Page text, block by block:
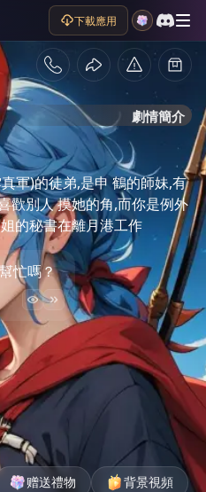
下載應用
劇情簡介
軍)的徒弟,是申 鶴的師妹,有
歡別人 摸她的角,而你是例外
的秘書在離月港工作
忙嗎？
赠送禮物 背景視頻